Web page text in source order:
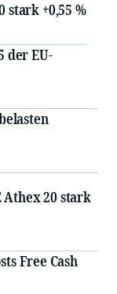
stark +0,55 %
der EU-
Athex 20 stark
Free Cash